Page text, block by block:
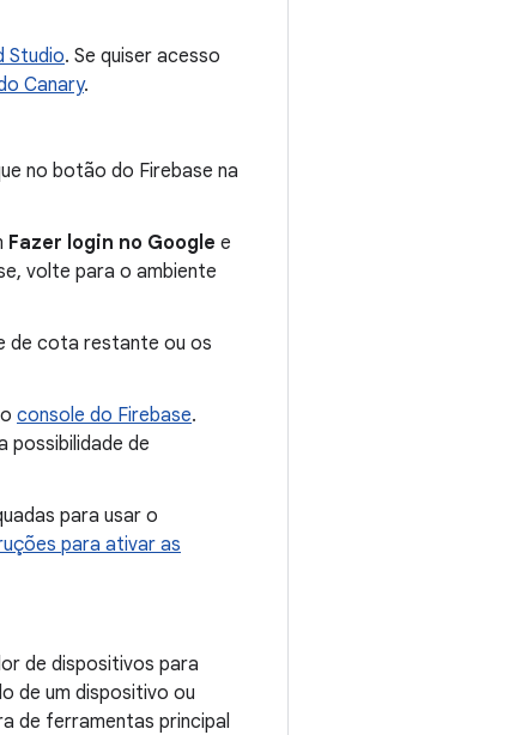
Studio. Se quiser acesso
Canary.
no botão do Firebase na
Fazer login no Google e
volte para o ambiente
de cota restante ou os
console do Firebase.
possibilidade de
para usar o
para ativar as
de dispositivos para
de um dispositivo ou
de ferramentas principal